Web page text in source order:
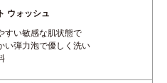
ウォッシュ
すい敏感な肌状態で
い弾力泡で優しく洗い